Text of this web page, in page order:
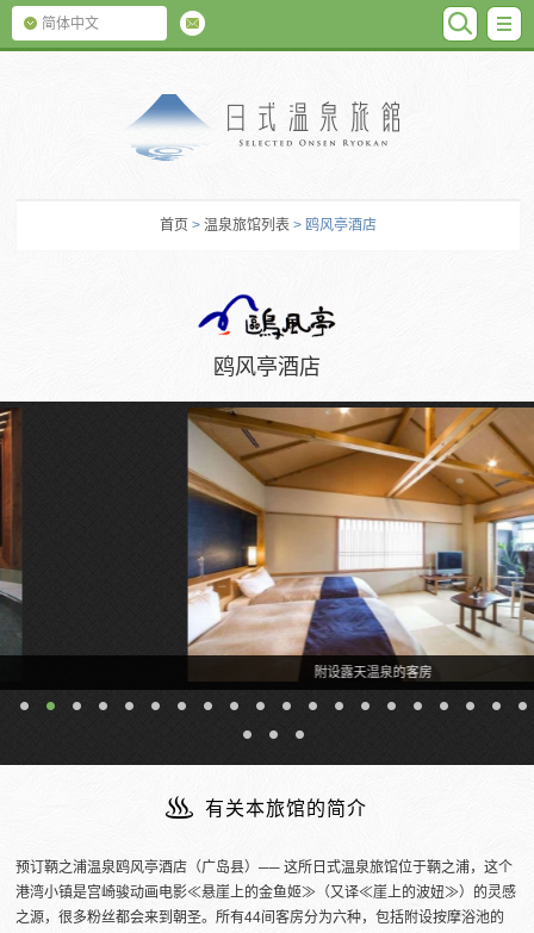
简体中文
首页 > 温泉旅馆列表 > 鸥风亭酒店
鸥风亭酒店
附设露天温泉的客房
有关本旅馆的简介
预订鞆之浦温泉鸥风亭酒店（广岛县）── 这所日式温泉旅馆位于鞆之浦，这个
港湾小镇是宫崎骏动画电影≪悬崖上的金鱼姬≫（又译≪崖上的波妞≫）的灵感
之源，很多粉丝都会来到朝圣。所有44间客房分为六种，包括附设按摩浴池的